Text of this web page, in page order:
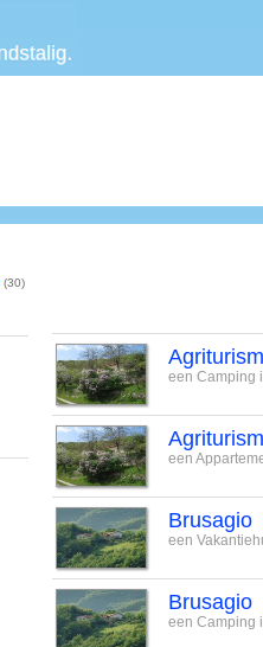
(30)
een Camping
een
Brusagio
een
Brusagio
een Camping